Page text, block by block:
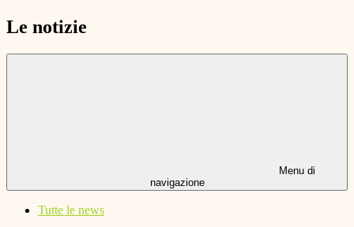
Le notizie
Menu di
navigazione
Tutte le news